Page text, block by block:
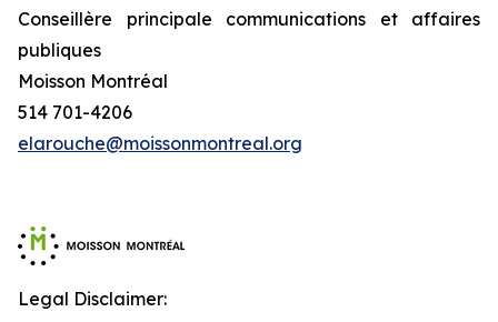
Conseillère principale communications et affaires
publiques
Moisson Montréal
514 701-4206
elarouche@moissonmontreal.org
Legal Disclaimer: